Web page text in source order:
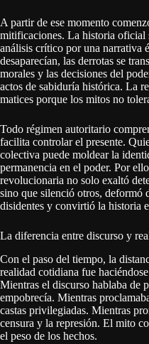
A partir de ese momento
mitificaciones. La historia oficial
análisis crítico por una narrativa
desaparecían, las derrotas se
morales y las decisiones del
actos de sabiduría histórica. La
matices porque los mitos no
Todo régimen autoritario
facilita controlar el presente.
colectiva puede moldear la
permanencia en el poder. Por
revolucionaria no solo exaltó
sino que silenció otros, deformó
disidentes y convirtió la historia
La diferencia entre discurso y
Con el paso del tiempo, la
realidad cotidiana fue
Mientras el discurso hablaba de
empobrecía. Mientras
castas privilegiadas. Mientras
censura y la represión. El mito
el peso de los hechos.